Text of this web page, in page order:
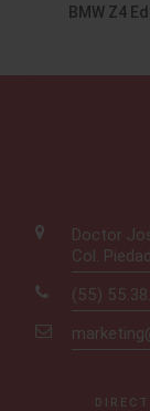
BMW Z4
Doctor
Col.
(55)